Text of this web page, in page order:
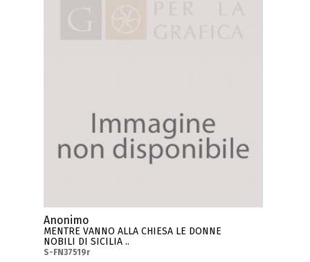
Anonimo
MENTRE VANNO ALLA CHIESA LE DONNE
NOBILI DI SICILIA ..
S-FN37519r